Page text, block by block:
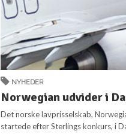
NYHEDER
Norwegian udvider i
Det norske lavprisselskab,
startede efter Sterlings konkurs, i